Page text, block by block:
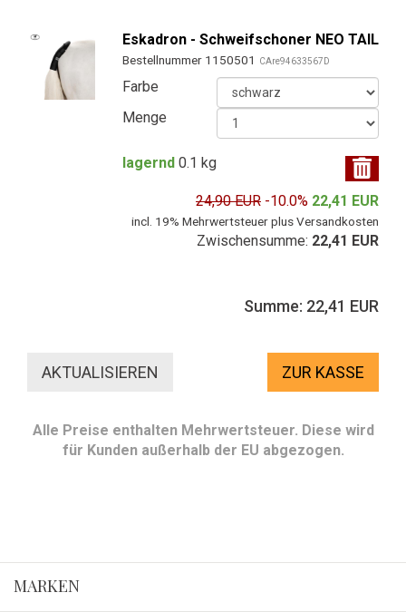
Eskadron - Schweifschoner NEO TAIL
Bestellnummer 1150501 CAre94633567D
Farbe
Menge
lagernd 0.1 kg
24,90 EUR -10.0% 22,41 EUR
incl. 19% Mehrwertsteuer plus Versandkosten
Zwischensumme: 22,41 EUR
Summe: 22,41 EUR
ZUR KASSE
Alle Preise enthalten Mehrwertsteuer. Diese wird
für Kunden außerhalb der EU abgezogen.
MARKEN